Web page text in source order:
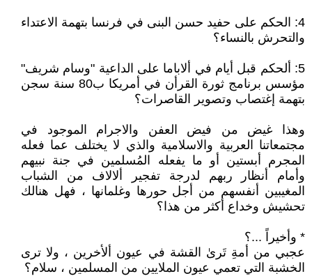
4: الحكم على حفيد حسن البنى في فرنسا بتهمة الاعتداء
والتحرش بالنساء؟
5: ألحكم قبل أيام في ألاباما على الداعية "وسام شريف"
مؤسس برنامج ثورة القرأن في أمريكا ب80 سنة سجن
بتهمة إغتصاب وتصوير القاصرات؟
وهذا غيض من فيض العفن والاجرام الموجود في
مجتمعاتنا العربية والاسلامية والذي لا يختلف عما فعله
المجرم أبستين أو ما يفعله المُسلمين في جنة نبيهم
وأمام أنظار ربهم لدرجة تفجير ألالاف من الشباب
المغيبين أنفسهم من أجل حورها وغلمانها ، فهل هنالك
تحشيش وخداع أكثر من هذا؟
* وأخيراً ...؟
عجبي من أمةِ تَرىٰ القشة في عيون ألأخرين ، ولا ترى
الخشبة التي تعمي عيون الملايين من المسلمين ، سلام؟